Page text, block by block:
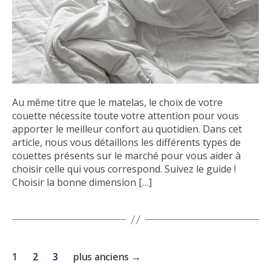
Au même titre que le matelas, le choix de votre
couette nécessite toute votre attention pour vous
apporter le meilleur confort au quotidien. Dans cet
article, nous vous détaillons les différents types de
couettes présents sur le marché pour vous aider à
choisir celle qui vous correspond. Suivez le guide !
Choisir la bonne dimension […]
Pagination
1 2 3 plus anciens →